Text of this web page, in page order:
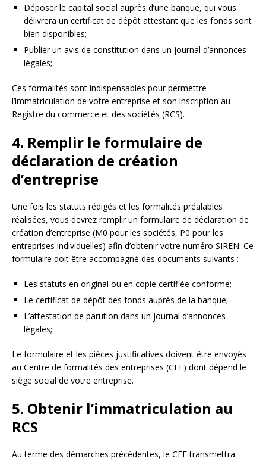
Déposer le capital social auprès d’une banque, qui vous
délivrera un certificat de dépôt attestant que les fonds sont
bien disponibles;
Publier un avis de constitution dans un journal d’annonces
légales;
Ces formalités sont indispensables pour permettre
l’immatriculation de votre entreprise et son inscription au
Registre du commerce et des sociétés (RCS).
4. Remplir le formulaire de
déclaration de création
d’entreprise
Une fois les statuts rédigés et les formalités préalables
réalisées, vous devrez remplir un formulaire de déclaration de
création d’entreprise (M0 pour les sociétés, P0 pour les
entreprises individuelles) afin d’obtenir votre numéro SIREN. Ce
formulaire doit être accompagné des documents suivants :
Les statuts en original ou en copie certifiée conforme;
Le certificat de dépôt des fonds auprès de la banque;
L’attestation de parution dans un journal d’annonces
légales;
Le formulaire et les pièces justificatives doivent être envoyés
au Centre de formalités des entreprises (CFE) dont dépend le
siège social de votre entreprise.
5. Obtenir l’immatriculation au
RCS
Au terme des démarches précédentes, le CFE transmettra